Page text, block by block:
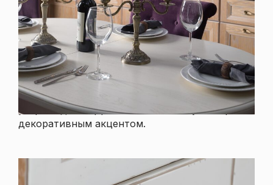
Портал
В верхней части портала расположена
большая прямоугольная панель с ажурным
сквозным орнаментом с подсветкой. Этот
узор создает эффект легкости и служит ярким
декоративным акцентом.